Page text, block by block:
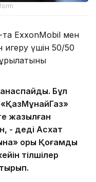
та ExxonMobil мен
игеру үшін 50/50
Бұл
«ҚазМұнайГаз»
жазылған
- деді Асхат
қоры Қоғамдық
тілшілер